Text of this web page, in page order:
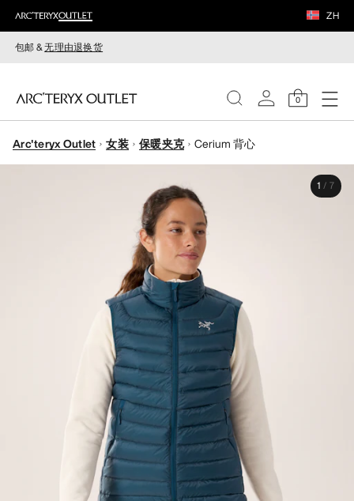
ZH
包邮 &无理由退换货
0
女装
Arc'teryx Outlet 女装 保暖夹克 Cerium 背心
1 / 7